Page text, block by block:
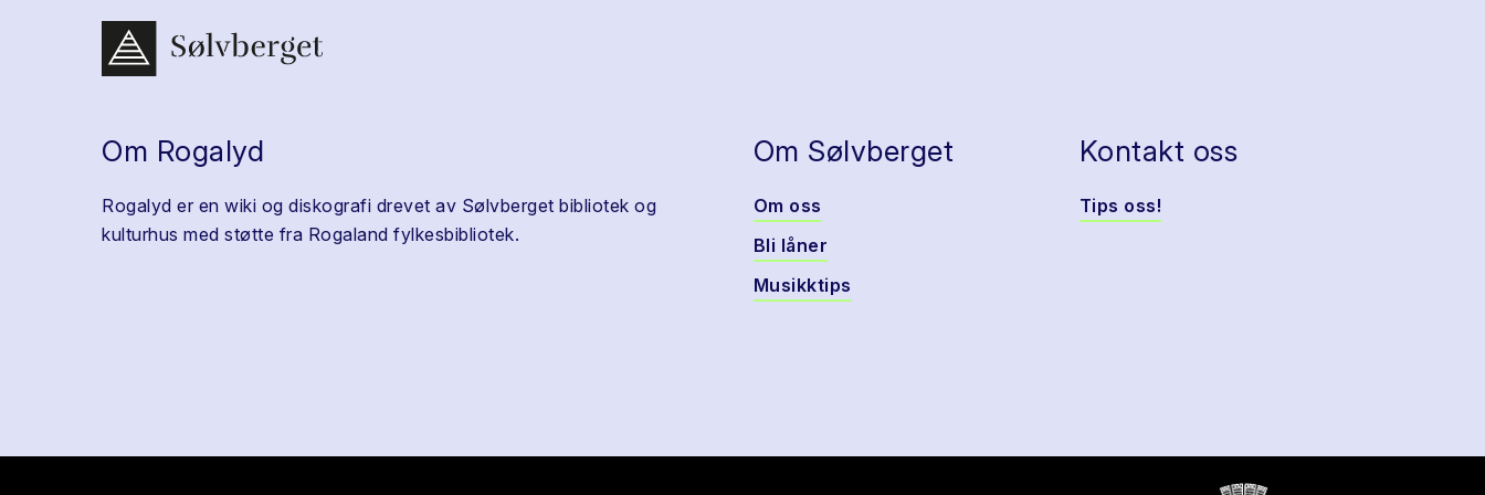
Om Rogalyd
Rogalyd er en wiki og diskografi drevet av Sølvberget bibliotek og
kulturhus med støtte fra Rogaland fylkesbibliotek.
Om Sølvberget
Om oss
Bli låner
Musikktips
Kontakt oss
Tips oss!